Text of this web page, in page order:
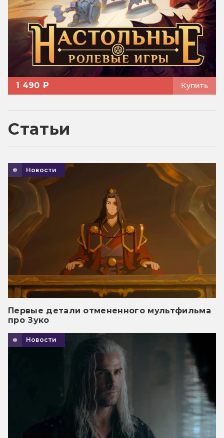
1 490 ₽ Купить
Статьи
Новости
Первые детали отмененного мультфильма
про Зуко
Новости